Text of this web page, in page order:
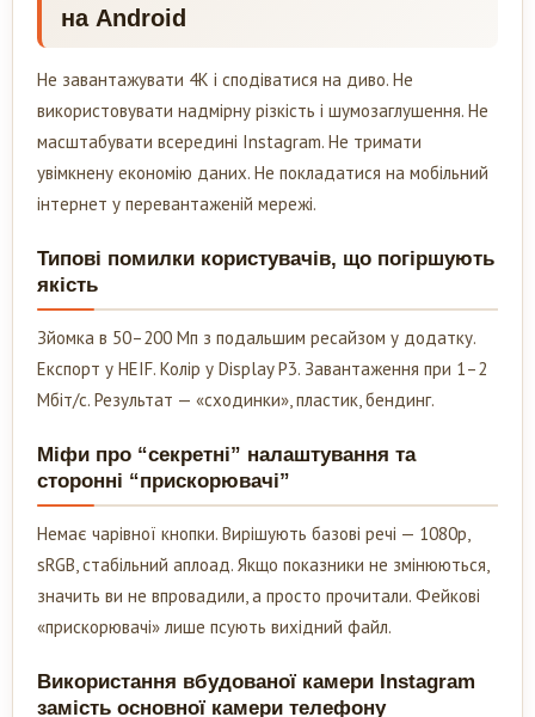
на Android
Не завантажувати 4K і сподіватися на диво. Не
використовувати надмірну різкість і шумозаглушення. Не
масштабувати всередині Instagram. Не тримати
увімкнену економію даних. Не покладатися на мобільний
інтернет у перевантаженій мережі.
Типові помилки користувачів, що погіршують
якість
Зйомка в 50–200 Мп з подальшим ресайзом у додатку.
Експорт у HEIF. Колір у Display P3. Завантаження при 1–2
Мбіт/с. Результат — «сходинки», пластик, бендинг.
Міфи про “секретні” налаштування та
сторонні “прискорювачі”
Немає чарівної кнопки. Вирішують базові речі — 1080p,
sRGB, стабільний аплоад. Якщо показники не змінюються,
значить ви не впровадили, а просто прочитали. Фейкові
«прискорювачі» лише псують вихідний файл.
Використання вбудованої камери Instagram
замість основної камери телефону